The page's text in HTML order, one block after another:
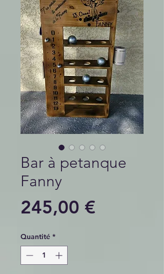
Bar à petanque
Fanny
245,00 €Prix
Quantité *